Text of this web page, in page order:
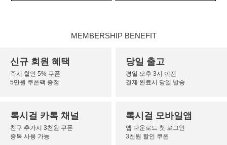
MEMBERSHIP BENEFIT
신규 회원 혜택
즉시 할인 5% 쿠폰
5만원 쿠폰팩 증정
당일 출고
평일 오후 3시 이전
결제 완료시 당일 발송
록시걸 카톡 채널
친구 추가시 3천원 쿠폰
중복 사용 가능
록시걸 모바일앱
앱 다운로드 첫 로그인
3천원 할인 쿠폰